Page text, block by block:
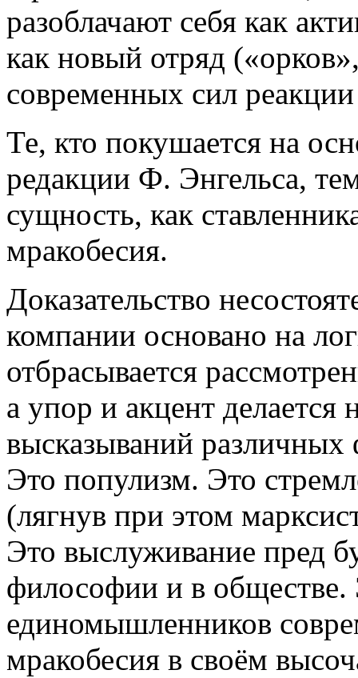
разоблачают себя как
как новый отряд
современных сил
Те, кто покушается на
редакции Ф. Энгельса,
сущность, как
мракобесия.
Доказательство
компании основано на
отбрасывается
а упор и акцент
высказываний
Это популизм. Это
(лягнув при этом
Это выслуживание пред
философии и в обществе.
единомышленников
мракобесия в своём